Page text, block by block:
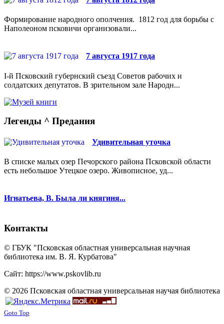
Формирование народного ополчения. 1812 год для борьбы с
Наполеоном псковичи организовали...
7 августа 1917 года
I-й Псковский губернский съезд Советов рабочих и
солдатских депутатов. В зрительном зале Народн...
Легенды ^ Предания
Удивительная уточка
В списке малых озер Печорского района Псковской области
есть небольшое Утецкое озеро. Живописное, уд...
Игнатьева, В. Была ли княгиня...
Контакты
© ГБУК "Псковская областная универсальная научная
библиотека им. В. Я. Курбатова"
Сайт: https://www.pskovlib.ru
© 2026 Псковская областная универсальная научая библиотека
Goto Top